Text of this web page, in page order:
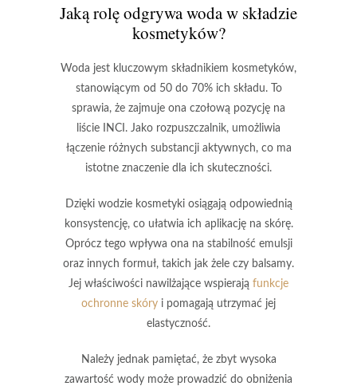
Jaką rolę odgrywawoda w składzie
kosmetyków?
Woda jest kluczowym składnikiem kosmetyków,
stanowiącym od 50 do 70%ich składu. To
sprawia, że zajmuje ona czołową pozycję na
liście
INCI . Jako rozpuszczalnik, umożliwia
łączenie różnych substancji aktywnych, co ma
istotne znaczenie dla ich skuteczności.
Dzięki wodzie kosmetyki osiągają odpowiednią
konsystencję, co ułatwia ich aplikację na skórę.
Oprócz tego wpływa ona na stabilność emulsji
oraz innych formuł, takich jak żele czy balsamy.
Jej właściwości nawilżające wspierają funkcje
ochronne skóry i pomagają utrzymać jej
elastyczność.
Należy jednak pamiętać, że zbyt wysoka
zawartość wody może prowadzić do obniżenia